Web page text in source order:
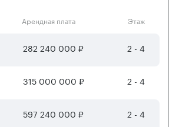
Арендная плата Этаж
282 240 000 ₽ 2 - 4
315 000 000 ₽ 2 - 4
597 240 000 ₽ 2 - 4